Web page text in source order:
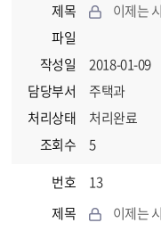
제목
이제는
파일
작성일
2018-01-09
담당부서
주택과
처리상태
처리완료
조회수
5
번호
13
제목
이제는